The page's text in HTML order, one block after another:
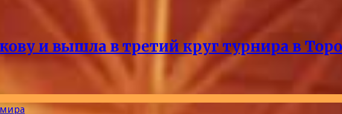
и вышла в третий круг турнира в